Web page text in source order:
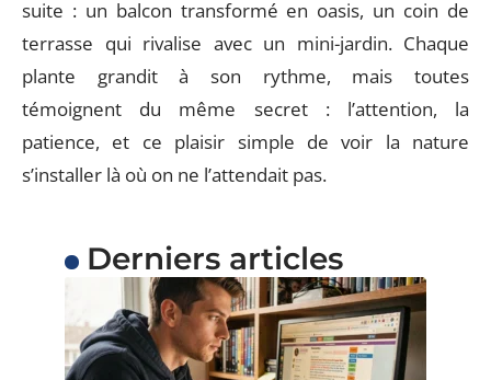
suite : un balcon transformé en oasis, un coin de
terrasse qui rivalise avec un mini-jardin. Chaque
plante grandit à son rythme, mais toutes
témoignent du même secret : l’attention, la
patience, et ce plaisir simple de voir la nature
s’installer là où on ne l’attendait pas.
Derniers articles